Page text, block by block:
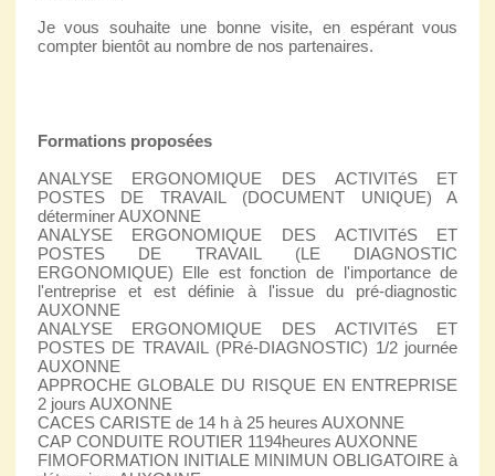
Je vous souhaite une bonne visite, en espérant vous
compter bientôt au nombre de nos partenaires.
Formations proposées
ANALYSE ERGONOMIQUE DES ACTIVITéS ET
POSTES DE TRAVAIL (DOCUMENT UNIQUE) A
déterminer AUXONNE
ANALYSE ERGONOMIQUE DES ACTIVITéS ET
POSTES DE TRAVAIL (LE DIAGNOSTIC
ERGONOMIQUE) Elle est fonction de l'importance de
l'entreprise et est définie à l'issue du pré-diagnostic
AUXONNE
ANALYSE ERGONOMIQUE DES ACTIVITéS ET
POSTES DE TRAVAIL (PRé-DIAGNOSTIC) 1/2 journée
AUXONNE
APPROCHE GLOBALE DU RISQUE EN ENTREPRISE
2 jours AUXONNE
CACES CARISTE de 14 h à 25 heures AUXONNE
CAP CONDUITE ROUTIER 1194heures AUXONNE
FIMOFORMATION INITIALE MINIMUN OBLIGATOIRE à